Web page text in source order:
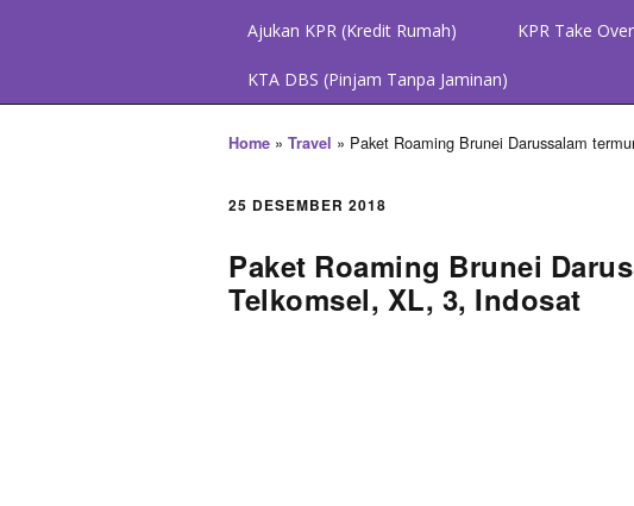
Ajukan KPR (Kredit Rumah) KPR Take
KTA DBS (Pinjam Tanpa Jaminan)
Home » Travel » Paket Roaming Brunei Darussalam
25 DESEMBER 2018
Paket Roaming Brunei
Telkomsel, XL, 3, Indosat